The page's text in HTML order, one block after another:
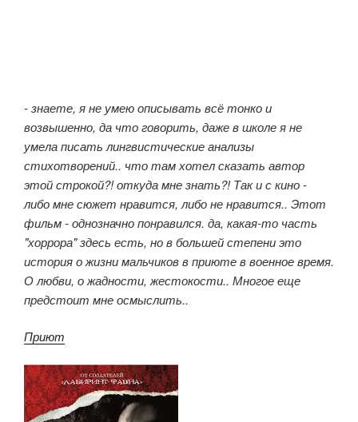
- знаете, я не умею описывать всё тонко и
возвышенно, да что говорить, даже в школе я не
умела писать лингвистические анализы
стихотворений.. что там хотел сказать автор
этой строкой?! откуда мне знать?! Так и с кино -
либо мне сюжет нравится, либо не нравится.. Этот
фильм - однозначно понравился. да, какая-то часть
"хоррора" здесь есть, но в большей степени это
история о жизни мальчиков в приюте в военное время.
О любви, о жадности, жестокости.. Многое еще
предстоит мне осмыслить..
Приют